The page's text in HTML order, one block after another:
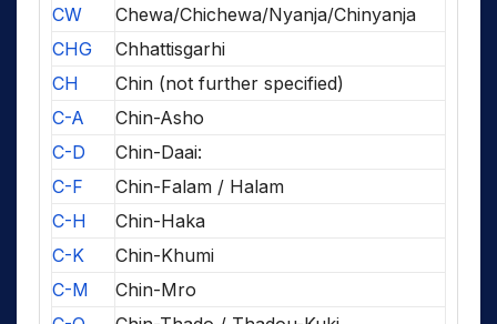
CW
Chewa/Chichewa/Nyanja/Chinyanja
CHG
Chhattisgarhi
CH
Chin (not further specified)
C-A
Chin-Asho
C-D
Chin-Daai:
C-F
Chin-Falam / Halam
C-H
Chin-Haka
C-K
Chin-Khumi
C-M
Chin-Mro